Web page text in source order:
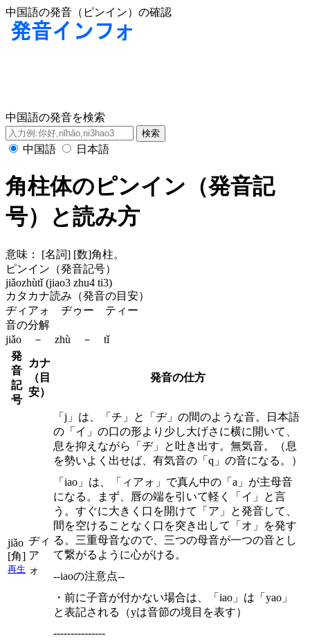
中国語の発音（ピンイン）の確認
中国語の発音を検索
中国語 日本語
角柱体のピンイン（発音記
号）と読み方
意味：
[名詞] [数]角柱。
ピンイン（発音記号）
jiǎozhùtǐ (jiao3 zhu4 ti3)
カタカナ読み（発音の目安）
ヂィアォ ヂゥー ティー
音の分解
jiǎo － zhù － tǐ
発
音
記
号
カナ
（目
安）
発音の仕方
jiǎo
[角]
再生
ヂィ
ア
ォ
「j」は、「チ」と「ヂ」の間のような音。日本語
の「イ」の口の形より少し大げさに横に開いて、
息を抑えながら「ヂ」と吐き出す。無気音。（息
を勢いよく出せば、有気音の「q」の音になる。）
「iao」は、「ィアォ」で真ん中の「a」が主母音
になる。まず、唇の端を引いて軽く「イ」と言
う。すぐに大きく口を開けて「ア」と発音して、
間を空けることなく口を突き出して「オ」を発す
る。三重母音なので、三つの母音が一つの音とし
て繋がるように心がける。
--iaoの注意点--
・前に子音が付かない場合は、「iao」は「yao」
と表記される（yは音節の境目を表す）
---------------